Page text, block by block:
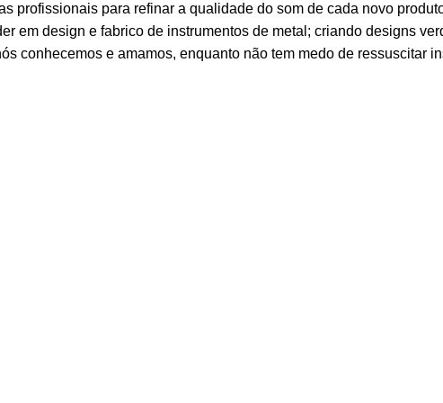
profissionais para refinar a qualidade do som de cada novo
em design e fabrico de instrumentos de metal; criando designs
conhecemos e amamos, enquanto não tem medo de ressuscitar